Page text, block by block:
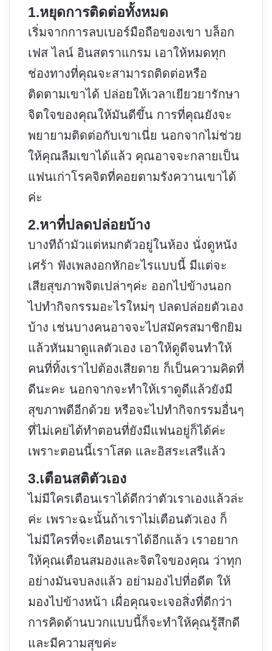
1.หยุดการติดต่อทั้งหมด
เริ่มจากการลบเบอร์มือถือของเขา บล็อก
เฟส ไลน์ อินสตราแกรม เอาให้หมดทุก
ช่องทางที่คุณจะสามารถติดต่อหรือ
ติดตามเขาได้ ปล่อยให้เวลาเยียวยารักษา
จิตใจของคุณให้มันดีขึ้น การที่คุณยังจะ
พยายามติดต่อกับเขาเนี่ย นอกจากไม่ช่วย
ให้คุณลืมเขาได้แล้ว คุณอาจจะกลายเป็น
แฟนเก่าโรคจิตที่คอยตามรังควานเขาได้
ค่ะ
2.หาที่ปลดปล่อยบ้าง
บางทีถ้ามัวแต่หมกตัวอยู่ในห้อง นั่งดูหนัง
เศร้า ฟังเพลงอกหักอะไรแบบนี้ มีแต่จะ
เสียสุขภาพจิตเปล่าๆค่ะ ออกไปข้างนอก
ไปทำกิจกรรมอะไรใหม่ๆ ปลดปล่อยตัวเอง
บ้าง เช่นบางคนอาจจะไปสมัครสมาชิกยิม
แล้วหันมาดูแลตัวเอง เอาให้ดูดีจนทำให้
คนที่ทิ้งเราไปต้องเสียดาย ก็เป็นความคิดที่
ดีนะคะ นอกจากจะทำให้เราดูดีแล้วยังมี
สุขภาพดีอีกด้วย หรือจะไปทำกิจกรรมอื่นๆ
ที่ไม่เคยได้ทำตอนที่ยังมีแฟนอยู่ก็ได้ค่ะ
เพราะตอนนี้เราโสด และอิสระเสรีแล้ว
3.เตือนสติตัวเอง
ไม่มีใครเตือนเราได้ดีกว่าตัวเราเองแล้วล่ะ
ค่ะ เพราะฉะนั้นถ้าเราไม่เตือนตัวเอง ก็
ไม่มีใครที่จะเตือนเราได้อีกแล้ว เราอยาก
ให้คุณเตือนสมองและจิตใจของคุณ ว่าทุก
อย่างมันจบลงแล้ว อย่ามองไปที่อดีต ให้
มองไปข้างหน้า เผื่อคุณจะเจอสิ่งที่ดีกว่า
การคิดด้านบวกแบบนี้ก็จะทำให้คุณรู้สึกดี
และมีความสุขค่ะ